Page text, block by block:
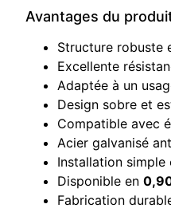
Avantages du
Structure robuste
Excellente
Adaptée à un
Design sobre et
Compatible avec
Acier galvanisé
Installation simple
Disponible en
Fabrication